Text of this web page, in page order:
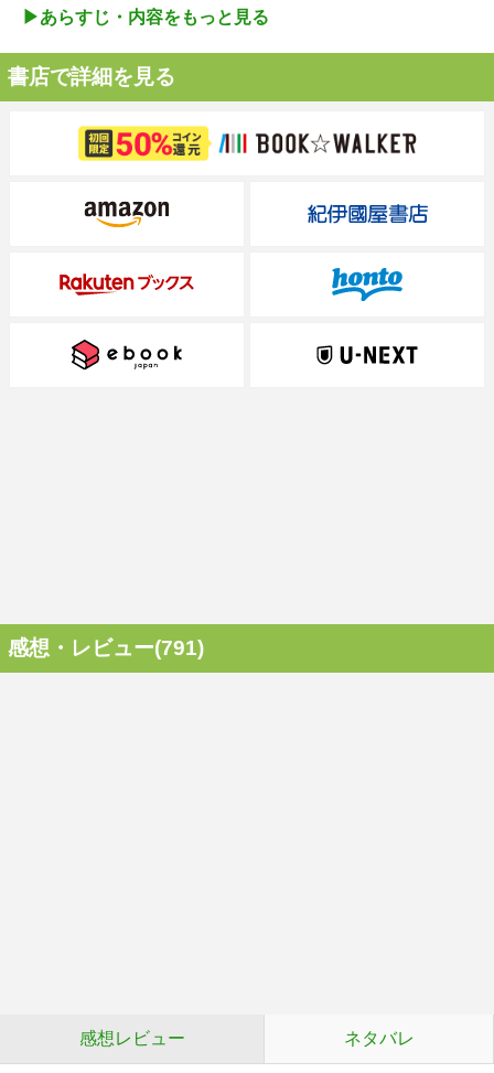
▶︎あらすじ・内容をもっと見る
書店で詳細を見る
感想・レビュー(791)
感想レビュー ネタバレ